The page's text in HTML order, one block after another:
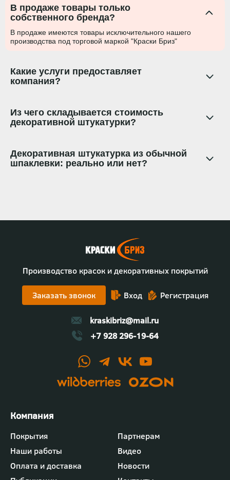
В продаже товары только
собственного бренда?
В продаже имеются товары исключительного нашего
производства под торговой маркой "Краски Бриз"
Какие услуги предоставляет
компания?
Из чего складывается стоимость
декоративной штукатурки?
Декоративная штукатурка из обычной
шпаклевки: реально или нет?
Производство красок и декоративных покрытий
Заказать звонок Вход Регистрация
kraskibriz@mail.ru
+7 928 296-19-64
Футер
-
меню
"Компания"
Покрытия
Партнерам
Наши работы
Видео
Оплата и доставка
Новости